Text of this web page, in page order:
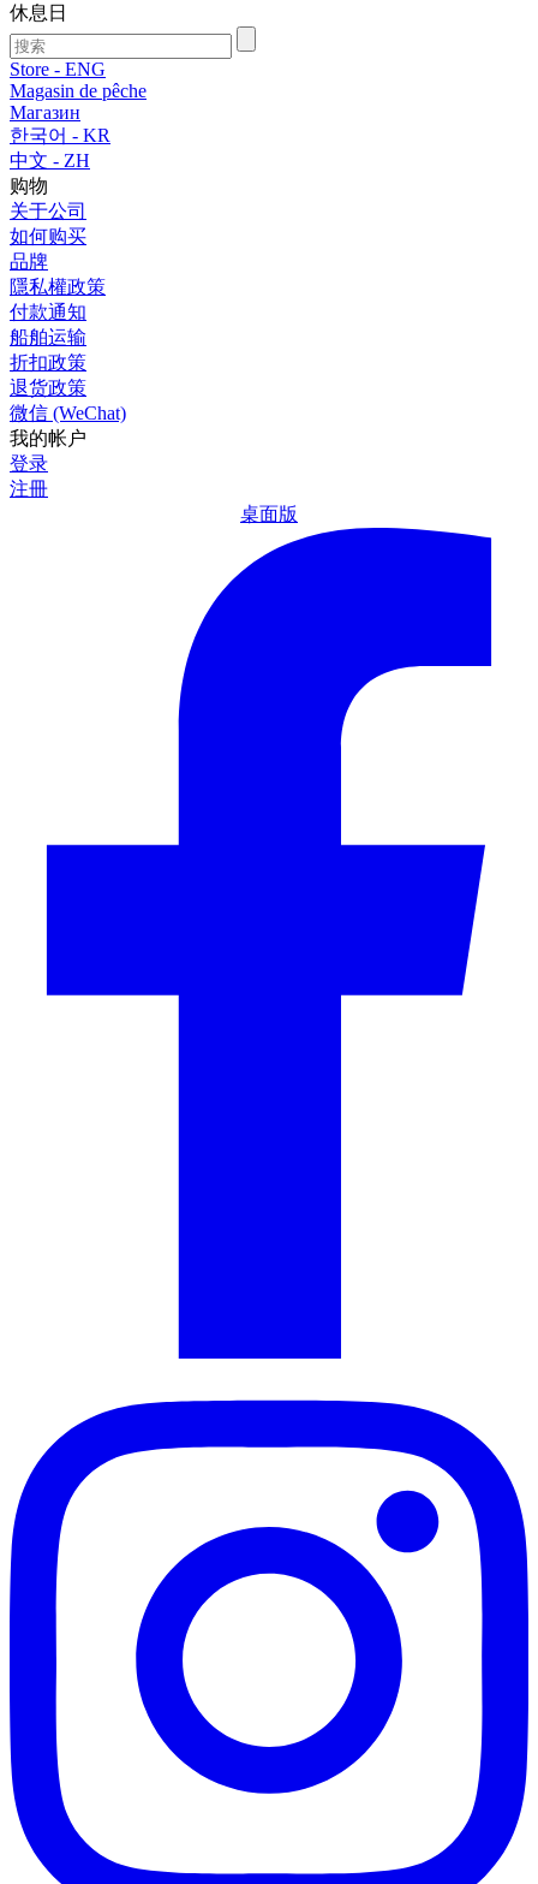
休息日
Store - ENG
Magasin de pêche
Магазин
한국어 - KR
中文 - ZH
购物
关于公司
如何购买
品牌
隱私權政策
付款通知
船舶运输
折扣政策
退货政策
微信 (WeChat)
我的帐户
登录
注冊
桌面版